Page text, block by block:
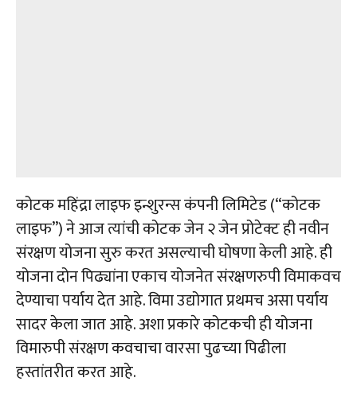
कोटक महिंद्रा लाइफ इन्शुरन्स कंपनी लिमिटेड (“कोटक
लाइफ”) ने आज त्यांची कोटक जेन २ जेन प्रोटेक्ट ही नवीन
संरक्षण योजना सुरु करत असल्याची घोषणा केली आहे. ही
योजना दोन पिढ्यांना एकाच योजनेत संरक्षणरुपी विमाकवच
देण्याचा पर्याय देत आहे. विमा उद्योगात प्रथमच असा पर्याय
सादर केला जात आहे. अशा प्रकारे कोटकची ही योजना
विमारुपी संरक्षण कवचाचा वारसा पुढच्या पिढीला
हस्तांतरीत करत आहे.